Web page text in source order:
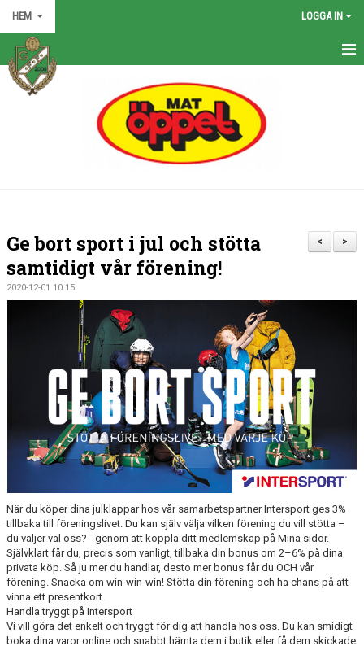
HEM LOGGA IN
HEM
KALENDER
BILDGALLERI
BLI MEDLEM
KLÄDKOLLEKTION
FOTBOLLSSKOLAN 2026
>
<
Ge bort sport i jul och stötta
samtidigt vår förening!
2020-12-01 10:15
När du köper dina julklappar hos vår samarbetspartner Intersport ges 3%
tillbaka till föreningslivet. Du kan själv välja vilken förening du vill stötta –
du väljer väl oss? - genom att koppla ditt medlemskap på Mina sidor.
Självklart får du, precis som vanligt, tillbaka din bonus om 2–6% på dina
privata köp. Så ju mer du handlar, desto mer bonus får du OCH vår
förening. Snacka om win-win-win! Stötta din förening och ha chans på att
vinna ett presentkort.
Handla tryggt på Intersport
Vi vill göra det enkelt och tryggt för dig att handla hos oss. Du kan smidigt
boka dina varor online och snabbt hämta dem i butik eller få dem skickade